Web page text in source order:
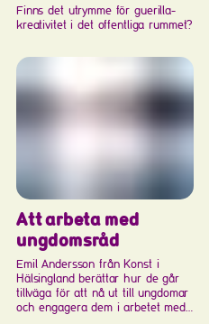
Finns det utrymme för guerilla-
kreativitet i det offentliga rummet?
Att arbeta med
ungdomsråd
Emil Andersson från Konst i
Hälsingland berättar hur de går
tillväga för att nå ut till ungdomar
och engagera dem i arbetet med